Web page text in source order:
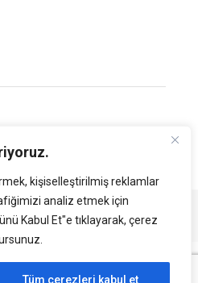
kişiselleştirilmiş reklamlar
analiz etmek için
Kabul Et"e tıklayarak, çerez
Tüm çerezleri kabul et
| 2026